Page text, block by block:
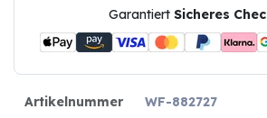
Garantiert Sicheres
Artikelnummer
WF-882727